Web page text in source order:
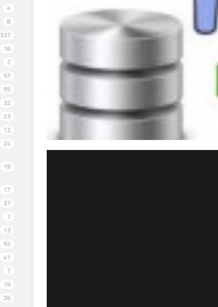
4
8
337
16
2
57
95
32
23
12
24
19
17
31
7
13
92
41
7
19
26
Exportando os